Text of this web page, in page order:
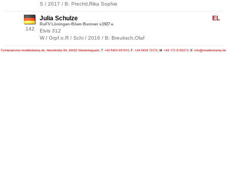
S / 2017 / B: Prechtl,Rika Sophie
142
EL
Julia Schulze
RuFV Löningen-Böen-Bunnen v.1927 e.
Elvis 312
W / Grpf.o.R / Schi / 2016 / B: Breuksch,Olaf